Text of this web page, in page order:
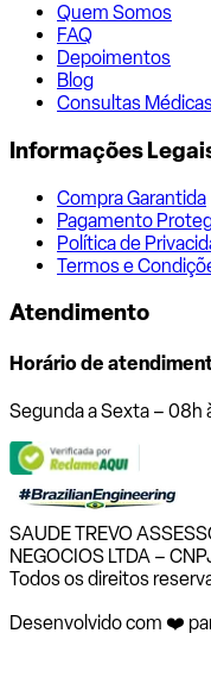
Quem Somos
FAQ
Depoimentos
Blog
Consultas
Informações
Compra Garantida
Pagamento
Política de
Termos e
Atendimento
Horário de
Segunda a Sexta – 08h
SAUDE TREVO
NEGOCIOS LTDA –
Todos os direitos
Desenvolvido com ❤️